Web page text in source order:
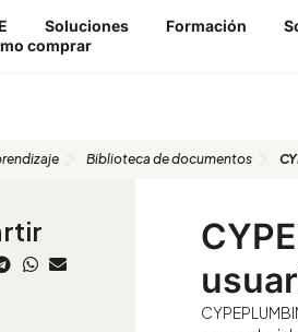
Soluciones Formación
comprar
Biblioteca de documentos